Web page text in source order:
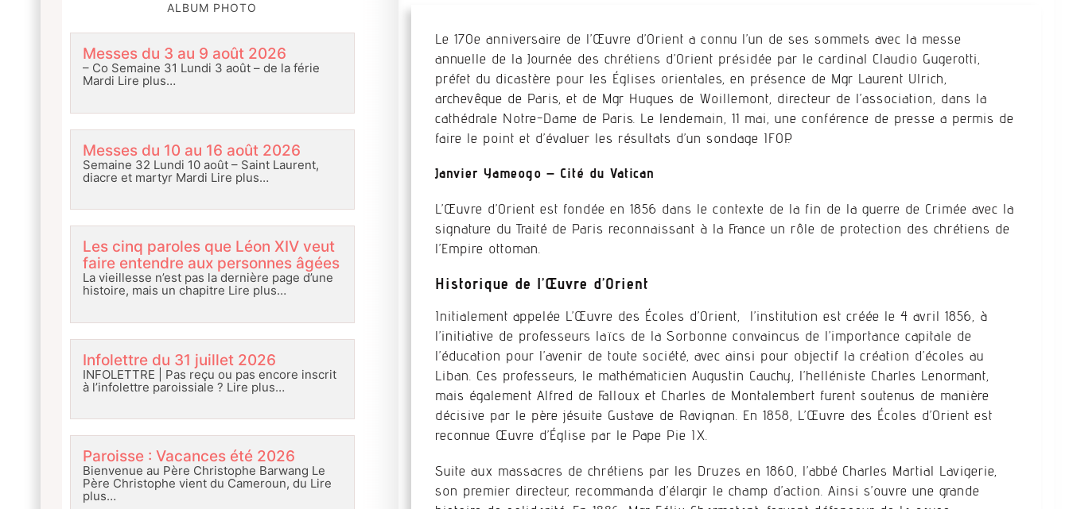
ALBUM PHOTO
Messes du 3 au 9 août 2026
– Co Semaine 31 Lundi 3 août – de la férie
Mardi Lire plus…
Messes du 10 au 16 août 2026
Semaine 32 Lundi 10 août – Saint Laurent,
diacre et martyr Mardi Lire plus…
Les cinq paroles que Léon XIV veut
faire entendre aux personnes âgées
La vieillesse n’est pas la dernière page d’une
histoire, mais un chapitre Lire plus…
Infolettre du 31 juillet 2026
INFOLETTRE | Pas reçu ou pas encore inscrit
à l’infolettre paroissiale ? Lire plus…
Paroisse : Vacances été 2026
Bienvenue au Père Christophe Barwang Le
Père Christophe vient du Cameroun, du Lire
plus…
Le 170e anniversaire de l’Œuvre d’Orient a connu l’un de ses sommets avec la messe
annuelle de la Journée des chrétiens d’Orient présidée par le cardinal Claudio Gugerotti,
préfet du dicastère pour les Églises orientales, en présence de Mgr Laurent Ulrich,
archevêque de Paris, et de Mgr Hugues de Woillemont, directeur de l’association, dans la
cathédrale Notre-Dame de Paris. Le lendemain, 11 mai, une conférence de presse a permis de
faire le point et d’évaluer les résultats d’un sondage IFOP.
Janvier Yameogo – Cité du Vatican
L’Œuvre d’Orient est fondée en 1856 dans le contexte de la fin de la guerre de Crimée avec la
signature du Traité de Paris reconnaissant à la France un rôle de protection des chrétiens de
l’Empire ottoman.
Historique de l’Œuvre d’Orient
Initialement appelée L’Œuvre des Écoles d’Orient, l’institution est créée le 4 avril 1856, à
l’initiative de professeurs laïcs de la Sorbonne convaincus de l’importance capitale de
l’éducation pour l’avenir de toute société, avec ainsi pour objectif la création d’écoles au
Liban. Ces professeurs, le mathématicien Augustin Cauchy, l’helléniste Charles Lenormant,
mais également Alfred de Falloux et Charles de Montalembert furent soutenus de manière
décisive par le père jésuite Gustave de Ravignan. En 1858, L’Œuvre des Écoles d’Orient est
reconnue Œuvre d’Église par le Pape Pie IX.
Suite aux massacres de chrétiens par les Druzes en 1860, l’abbé Charles Martial Lavigerie,
son premier directeur, recommanda d’élargir le champ d’action. Ainsi s’ouvre une grande